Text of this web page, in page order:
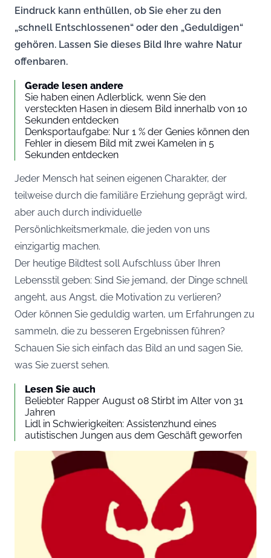
Eindruck kann enthüllen, ob Sie eher zu den
„schnell Entschlossenen“ oder den „Geduldigen“
gehören. Lassen Sie dieses Bild Ihre wahre Natur
offenbaren.
Gerade lesen andere
Sie haben einen Adlerblick, wenn Sie den
versteckten Hasen in diesem Bild innerhalb von 10
Sekunden entdecken
Denksportaufgabe: Nur 1 % der Genies können den
Fehler in diesem Bild mit zwei Kamelen in 5
Sekunden entdecken
Jeder Mensch hat seinen eigenen Charakter, der
teilweise durch die familiäre Erziehung geprägt wird,
aber auch durch individuelle
Persönlichkeitsmerkmale, die jeden von uns
einzigartig machen.
Der heutige Bildtest soll Aufschluss über Ihren
Lebensstil geben: Sind Sie jemand, der Dinge schnell
angeht, aus Angst, die Motivation zu verlieren?
Oder können Sie geduldig warten, um Erfahrungen zu
sammeln, die zu besseren Ergebnissen führen?
Schauen Sie sich einfach das Bild an und sagen Sie,
was Sie zuerst sehen.
Lesen Sie auch
Beliebter Rapper August 08 Stirbt im Alter von 31
Jahren
Lidl in Schwierigkeiten: Assistenzhund eines
autistischen Jungen aus dem Geschäft geworfen